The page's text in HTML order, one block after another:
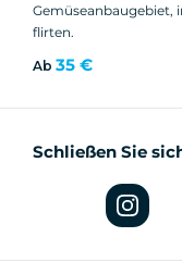
Gemüseanbaugebiet,
flirten.
Ab 35 €
Schließen Sie